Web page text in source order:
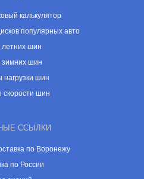
калькулятор
популярных авто
летних шин
зимних шин
нагрузки шин
скорости шин
ССЫЛКИ
по Воронежу
по России